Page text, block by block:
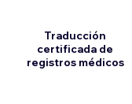
Traducción
certificada de
registros médicos